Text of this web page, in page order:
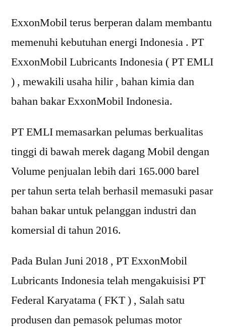
ExxonMobil terus berperan dalam membantu
memenuhi kebutuhan energi Indonesia . PT
ExxonMobil Lubricants Indonesia ( PT EMLI
) , mewakili usaha hilir , bahan kimia dan
bahan bakar ExxonMobil Indonesia.
PT EMLI memasarkan pelumas berkualitas
tinggi di bawah merek dagang Mobil dengan
Volume penjualan lebih dari 165.000 barel
per tahun serta telah berhasil memasuki pasar
bahan bakar untuk pelanggan industri dan
komersial di tahun 2016.
Pada Bulan Juni 2018 , PT ExxonMobil
Lubricants Indonesia telah mengakuisisi PT
Federal Karyatama ( FKT ) , Salah satu
produsen dan pemasok pelumas motor